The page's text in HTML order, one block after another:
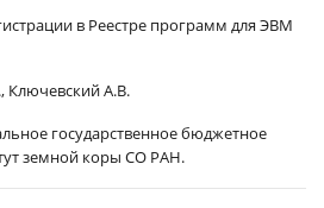
в Реестре программ для ЭВМ
А.В.
государственное бюджетное
земной коры СО РАН.